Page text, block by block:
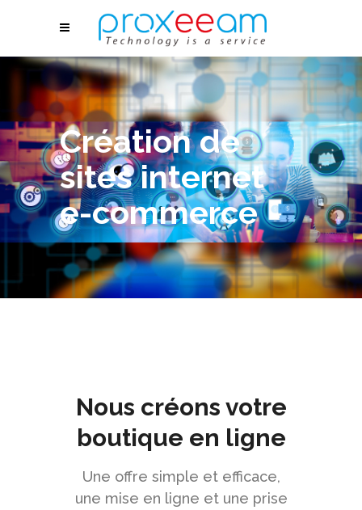
Création de
sites internet
e-commerce
Nous créons votre
boutique en ligne
Une offre simple et efficace,
une mise en ligne et une prise